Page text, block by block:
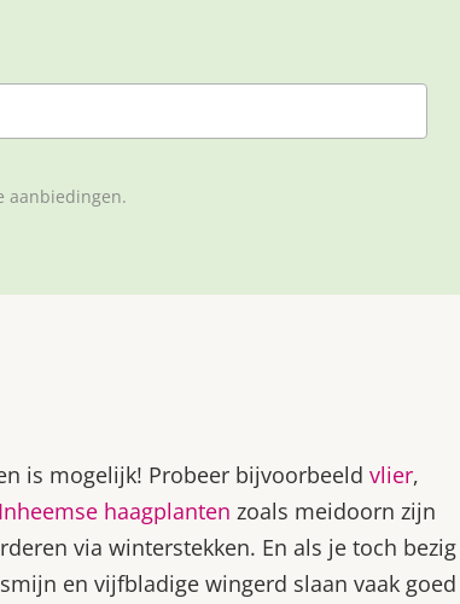
aanbiedingen.
is mogelijk! Probeer bijvoorbeeld vlier,
Inheemse haagplanten zoals meidoorn zijn
via winterstekken. En als je toch bezig
en vijfbladige wingerd slaan vaak goed